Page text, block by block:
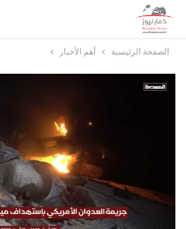
الصفحة الرئيسية أهم الأخبار